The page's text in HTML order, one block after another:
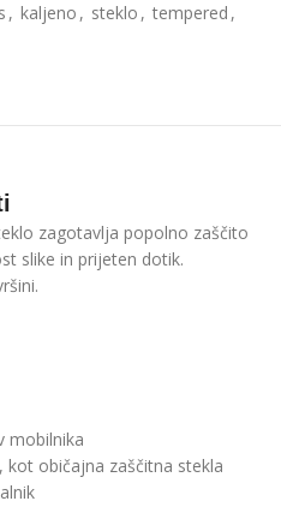
, kaljeno , steklo , tempered ,
zagotavlja popolno zaščito
slike in prijeten dotik.
mobilnika
običajna zaščitna stekla